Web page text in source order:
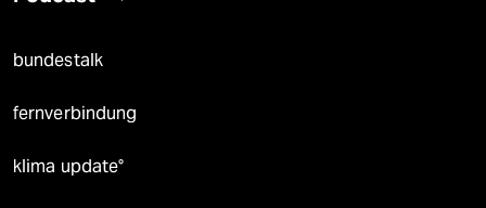
bundestalk
fernverbindung
klima update°